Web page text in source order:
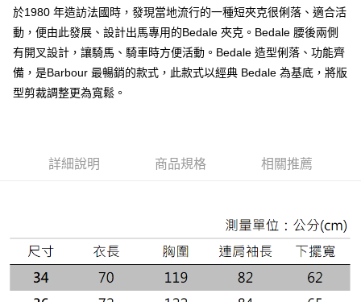
客戶支援中心」https://netprotections.freshdesk.com/support/home
【注意事項】
１．透過由恩沛科技股份有限公司提供之「AFTEE先享後付」服務完成之交
易，需依本服務之必要範圍內提供個人資料，並將交易相關給付款項請求債
權轉讓予恩沛科技股份有限公司。
２．關於個人資料處理事宜，請瀏覽以下網址：
４．使用「AFTEE先享後付」時，將依據個別帳號之用戶狀況，依本公司即
恩沛科技股份有限公司將有權停止該用戶之使用額度並採取法律行動。
於1980 年造訪法國時，發現當地流行的一種短夾克很俐落、適合活
動，便由此發展、設計出馬專用的Bedale 夾克。Bedale 腰後兩側
有開叉設計，讓騎馬、騎車時方便活動。Bedale 造型俐落、功能齊
備，是Barbour 最暢銷的款式，此款式以經典 Bedale 為基底，將版
型剪裁調整更為寬鬆。
詳細說明 商品規格 相關推薦